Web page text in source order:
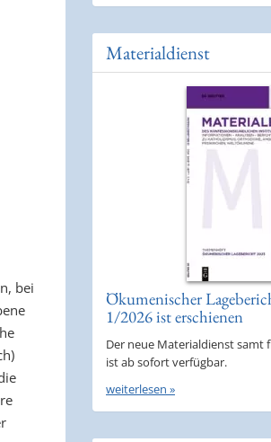
bei
Materialdienst
Ökumenischer
1/2026 ist erschienen
Der neue Materialdienst samt
ist ab sofort verfügbar.
weiterlesen »